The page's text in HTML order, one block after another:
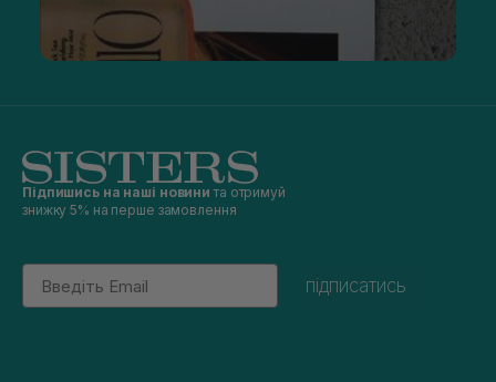
Підпишись на наші новини та отримуй
знижку 5% на перше замовлення
Email
підписатись